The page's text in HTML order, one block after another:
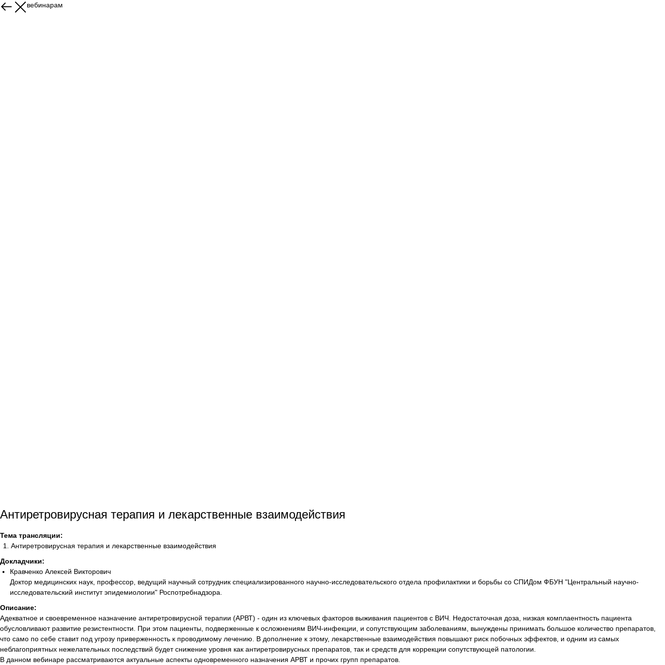
Назад к вебинарам
Антиретровирусная терапия и лекарственные взаимодействия
Тема трансляции:
Антиретровирусная терапия и лекарственные взаимодействия
Докладчики:
Кравченко Алексей Викторович
Доктор медицинских наук, профессор, ведущий научный сотрудник специализированного научно-исследовательского отдела профилактики и борьбы со СПИДом ФБУН "Центральный научно-
исследовательский институт эпидемиологии" Роспотребнадзора.
Описание:
Адекватное и своевременное назначение антиретровирусной терапии (АРВТ) - один из ключевых факторов выживания пациентов с ВИЧ. Недостаточная доза, низкая комплаентность пациента
обусловливают развитие резистентности. При этом пациенты, подверженные к осложнениям ВИЧ-инфекции, и сопутствующим заболеваниям, вынуждены принимать большое количество препаратов,
что само по себе ставит под угрозу приверженность к проводимому лечению. В дополнение к этому, лекарственные взаимодействия повышают риск побочных эффектов, и одним из самых
неблагоприятных нежелательных последствий будет снижение уровня как антиретровирусных препаратов, так и средств для коррекции сопутствующей патологии.
В данном вебинаре рассматриваются актуальные аспекты одновременного назначения АРВТ и прочих групп препаратов.